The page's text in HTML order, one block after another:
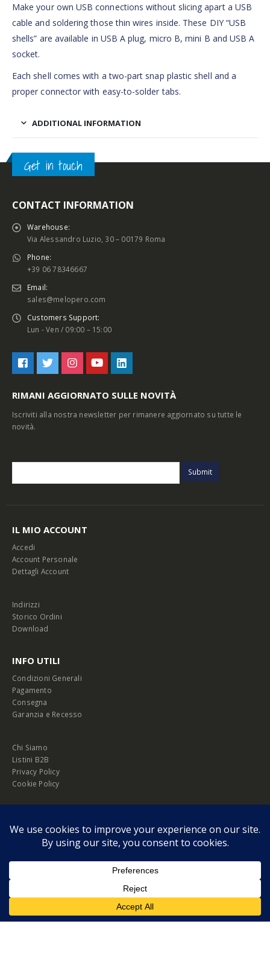
Make your own USB connections without slicing apart a USB
cable and soldering those thin wires inside. These DIY “USB
shells” are available in USB A plug, micro B, mini B and USB A
socket.
Each shell comes with a two-part snap plastic shell and a
proper connector with easy-to-solder tabs.
ADDITIONAL INFORMATION
Get in touch
CONTACT INFORMATION
Warehouse:
Via Alessandro Luzio, 30 – 00179 Roma
Phone:
+39 06 78346667
Email:
sales@melopero.com
Customers Support:
Lun - Ven / 09:00 – 15:00
RIMANI AGGIORNATO SULLE NOVITÀ
Iscriviti alla nostra newsletter per rimanere aggiornato su tutte le
novità.
IL MIO ACCOUNT
Accedi
Account Personale
Dettagli Account
Indirizzi
Storico Ordini
Download
INFO UTILI
Condizioni Generali
Pagamento
Consegna
Garanzia e Recesso
Chi Siamo
Listini B2B
Privacy Policy
Cookie Policy
© Copyright 2026 Melopero S.r.l. | Headquarter: Viale Manzoni, 26 - 00185
|Cookie Policy